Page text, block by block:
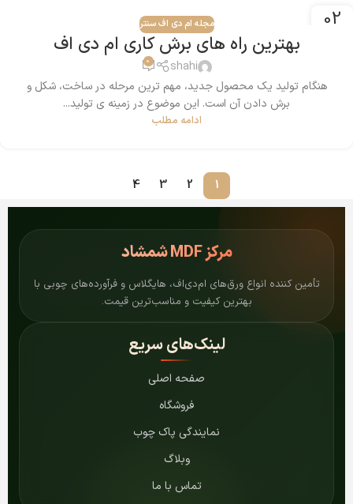
02 مجله ام دی اف سنتر
بهترین راه های برش کاری ام دی اف
shahi
0
هنگام تولید یک محصول جدید، مهم ترین مرحله در ساخت، شکل و
برش دادن آن است. این موضوع در زمینه ی تولید...
ادامه مطلب
1
2
3
4
مرکزMDF شمشاد
تأمین کننده انواع ورق‌های ام‌دی‌اف، هایگلاس و فرآورده‌های چوبی با
بهترین کیفیت و مناسب‌ترین قیمت.
لینک‌های سریع
صفحه اصلی
فروشگاه
نمایندگی پاک چوب
وبلاگ
تماس با ما